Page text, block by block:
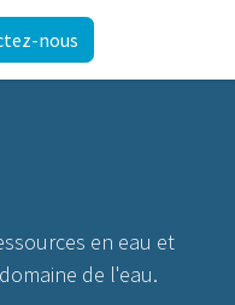
nous
en eau et
de l'eau.